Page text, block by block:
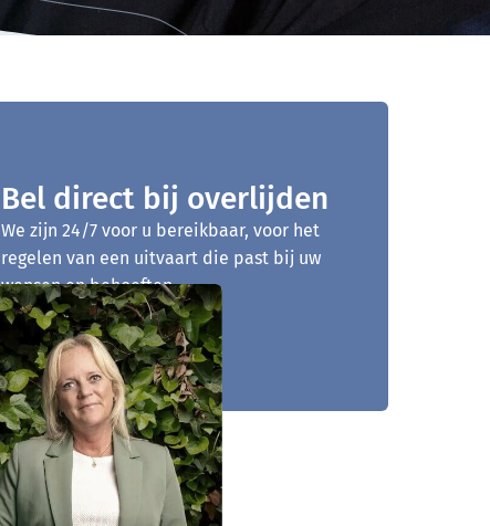
Bel direct bij overlijden
We zijn 24/7 voor u bereikbaar, voor het
regelen van een uitvaart die past bij uw
wensen en behoeften.
070 - 217 00 92